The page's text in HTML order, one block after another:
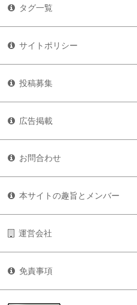
タグ一覧
サイトポリシー
投稿募集
広告掲載
お問合わせ
本サイトの趣旨とメンバー
運営会社
免責事項